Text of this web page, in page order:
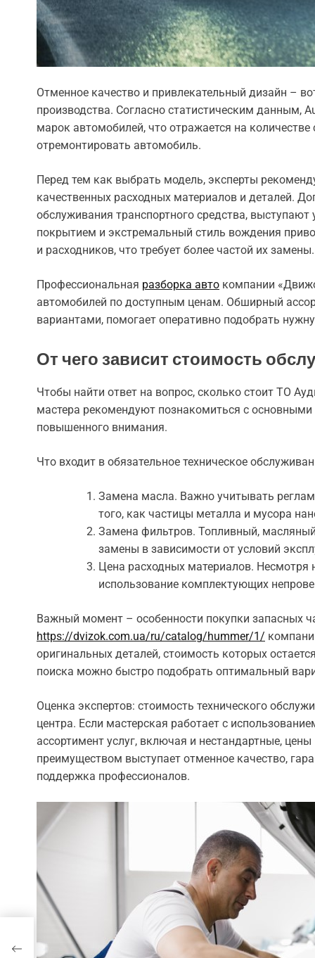
Отменное качество и привлекательный дизайн –
производства. Согласно статистическим данным,
марок автомобилей, что отражается на
отремонтировать автомобиль.
Перед тем как выбрать модель, эксперты
качественных расходных материалов и деталей.
обслуживания транспортного средства,
покрытием и экстремальный стиль вождения
и расходников, что требует более частой их замены.
Профессиональная разборка авто компании
автомобилей по доступным ценам. Обширный
вариантами, помогает оперативно подобрать
От чего зависит стоимость
Чтобы найти ответ на вопрос, сколько стоит ТО
мастера рекомендуют познакомиться с
повышенного внимания.
Что входит в обязательное техническое
Замена масла. Важно учитывать
того, как частицы металла и мусора
Замена фильтров. Топливный,
замены в зависимости от условий
Цена расходных материалов.
использование комплектующих
Важный момент – особенности покупки запасных
https://dvizok.com.ua/ru/catalog/hummer/1/
оригинальных деталей, стоимость которых
поиска можно быстро подобрать оптимальный
Оценка экспертов: стоимость технического
центра. Если мастерская работает с
ассортимент услуг, включая и нестандартные,
преимуществом выступает отменное качество,
поддержка профессионалов.